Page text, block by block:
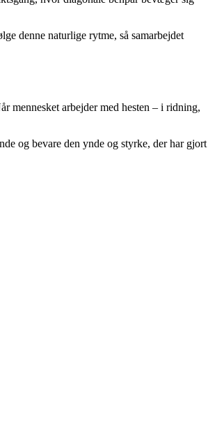
denne naturlige rytme, så samarbejdet
mennesket arbejder med hesten – i ridning,
og bevare den ynde og styrke, der har gjort